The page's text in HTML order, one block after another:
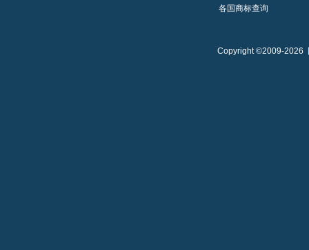
各国商标查询
Copyright ©2009-2026